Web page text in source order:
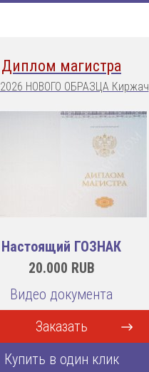
Диплом магистра
НОВОГО ОБРАЗЦА Киржач
Настоящий ГОЗНАК
20.000 RUB
Видео документа
Заказать
Купить в один клик